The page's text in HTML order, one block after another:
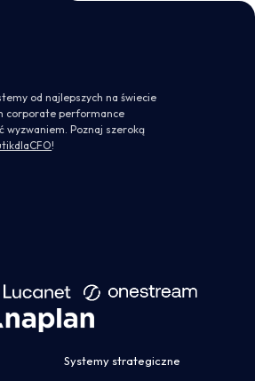
od najlepszych na świecie
corporate performance
Poznaj szeroką
!
Systemy strategiczne